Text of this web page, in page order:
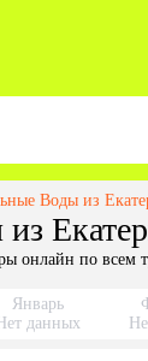
Воды из
онлайн по всем
Январь
данных